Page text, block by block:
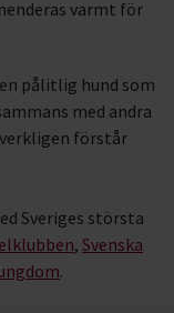
varmt för
pålitlig hund som
med andra
verkligen förstår
Sveriges största
, Svenska
.